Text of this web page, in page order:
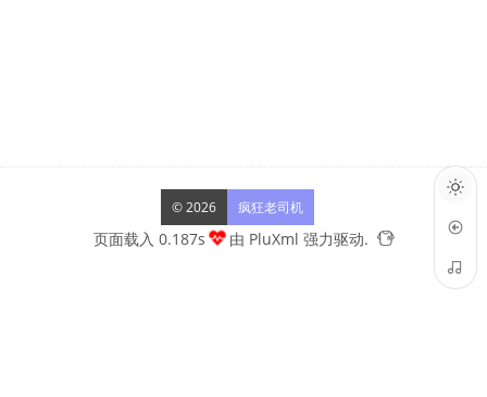
© 2026 疯狂老司机
页面载入 0.187s 由 PluXml 强力驱动.